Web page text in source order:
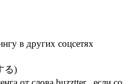
в других соцсетях
る)